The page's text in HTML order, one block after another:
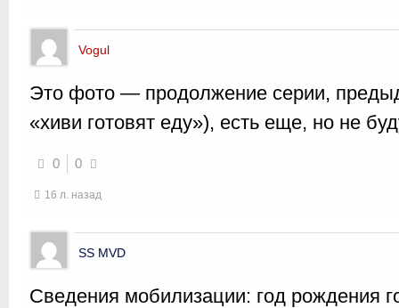
Vogul
Это фото — продолжение серии,
«хиви готовят еду»), есть еще, но не
0 0
16 л. назад
SS MVD
Сведения мобилизации: год рождения